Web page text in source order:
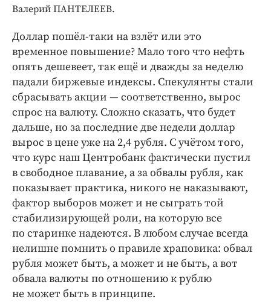
Издания
Медиаперсона
Интересное чтиво
Клиника года
Бренд года
Работодатель года
Валерий ПАНТЕЛЕЕВ.
Доллар пошёл-таки на взлёт или это
временное повышение? Мало того что нефть
опять дешевеет, так ещё и дважды за неделю
падали биржевые индексы. Спекулянты стали
сбрасывать акции — ​соответственно, вырос
спрос на валюту. Сложно сказать, что будет
дальше, но за последние две недели доллар
вырос в цене уже на 2,4 рубля. С учётом того,
что курс наш Центробанк фактически пустил
в свободное плавание, а за обвалы рубля, как
показывает практика, никого не наказывают,
фактор выборов может и не сыграть той
стабилизирующей роли, на которую все
по старинке надеются. В любом случае всегда
нелишне помнить о правиле храповика: обвал
рубля может быть, а может и не быть, а вот
обвала валюты по отношению к рублю
не может быть в принципе.